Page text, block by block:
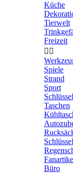
Küche
Tierwelt
Freizeit
 
Spiele
Strand
Sport
Taschen
Büro